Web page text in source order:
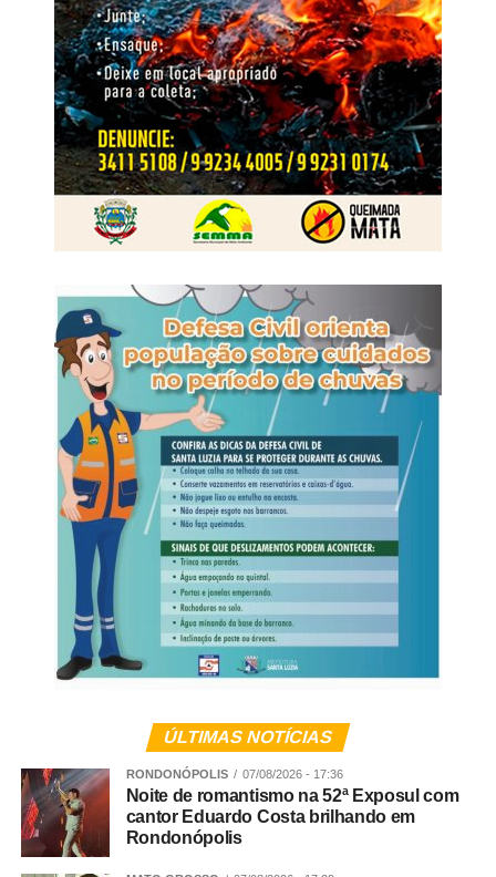
operações anteriores. A nova fase busca interromper esse
ciclo, responsabilizar os envolvidos, neutralizar o
comando exercido de dentro do cárcere e retirar da
estrutura os recursos financeiros e patrimoniais utilizados
para manter suas atividades
WhatsApp
Facebook
Twitter
Messenger
LinkedIn
Share
anunciaram o roubo e, em seguida, incendiaram as
dependências da padaria. No decorrer das investigações,
os dois suspeitos foram identificados e tiveram as
respectivas prisões preventivas decretadas pela Justiça.
Em maio de 2025, os dois foragidos foram abordados
pela Polícia Rodoviária Federal portando documentos de
identificação falsos. Ambos viajavam como passageiros
de um ônibus interestadual que fazia o trajeto de Cuiabá
Na ocasião, a equipe da Polícia Rodoviária Federal
apreendeu os aparelhos celulares que estavam com os
suspeitos, e o material foi encaminhado à Derf de
Rondonópolis para as providências cabíveis.
A partir da análise do conteúdo extraído dos celulares, os
policiais identificaram a existência de uma célula de
facção com atuação em diversos municípios de Mato
Grosso.
Veja Mais:
Polícia Civil prende agiota que
extorquiu e ameaçou empregada doméstica em
Cuiabá
Conforme apurado, trata-se de um grupo criminoso que
atuava nos crimes de tráfico de drogas, extorsão,
exploração de jogos de azar, fraude processual e
ÚLTIMAS NOTÍCIAS
RONDONÓPOLIS 07/08/2026 - 17:36
Noite de romantismo na 52ª Exposul com
cantor Eduardo Costa brilhando em
Rondonópolis